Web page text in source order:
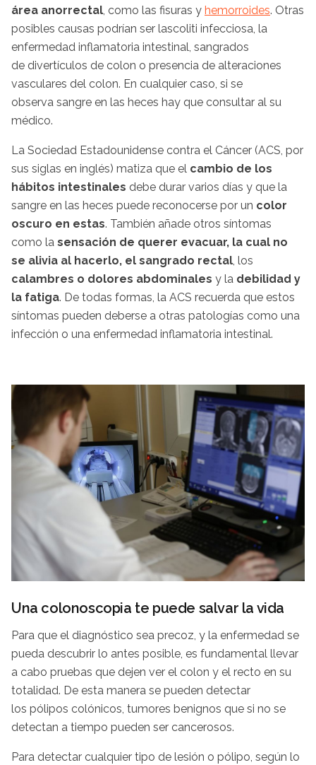
área anorrectal, como las fisuras y hemorroides. Otras
posibles causas podrían ser lascoliti infecciosa, la
enfermedad inflamatoria intestinal, sangrados
de divertículos de colon o presencia de alteraciones
vasculares del colon. En cualquier caso, si se
observa sangre en las heces hay que consultar al su
médico.
La Sociedad Estadounidense contra el Cáncer (ACS, por
sus siglas en inglés) matiza que el cambio de los
hábitos intestinales debe durar varios días y que la
sangre en las heces puede reconocerse por un color
oscuro en estas. También añade otros síntomas
como la sensación de querer evacuar, la cual no
se alivia al hacerlo, el sangrado rectal, los
calambres o dolores abdominales y la debilidad y
la fatiga. De todas formas, la ACS recuerda que estos
síntomas pueden deberse a otras patologías como una
infección o una enfermedad inflamatoria intestinal.
Una colonoscopia te puede salvar la vida
Para que el diagnóstico sea precoz, y la enfermedad se
pueda descubrir lo antes posible, es fundamental llevar
a cabo pruebas que dejen ver el colon y el recto en su
totalidad. De esta manera se pueden detectar
los pólipos colónicos, tumores benignos que si no se
detectan a tiempo pueden ser cancerosos.
Para detectar cualquier tipo de lesión o pólipo, según lo